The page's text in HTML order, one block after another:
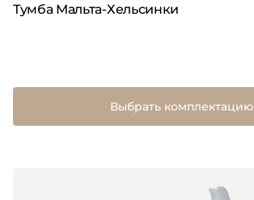
Тумба Мальта-Хельсинки
Выбрать комплектацию